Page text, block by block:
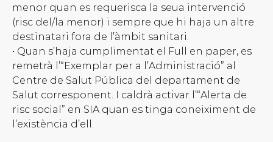
menor quan es requerisca la seua intervenció
(risc del/la menor) i sempre que hi haja un altre
destinatari fora de l’àmbit sanitari.
• Quan s’haja cumplimentat el Full en paper, es
remetrà l’“Exemplar per a l’Administració” al
Centre de Salut Pública del departament de
Salut corresponent. I caldrà activar l’“Alerta de
risc social” en SIA quan es tinga coneiximent de
l’existència d’ell.